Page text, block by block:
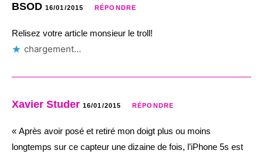
BSOD 16/01/2015 RÉPONDRE
Relisez votre article monsieur le troll!
chargement…
Xavier Studer 16/01/2015 RÉPONDRE
« Après avoir posé et retiré mon doigt plus ou moins
longtemps sur ce capteur une dizaine de fois, l’iPhone 5s est